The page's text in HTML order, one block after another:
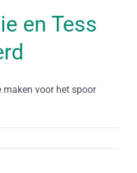
en Tess
maken voor het spoor